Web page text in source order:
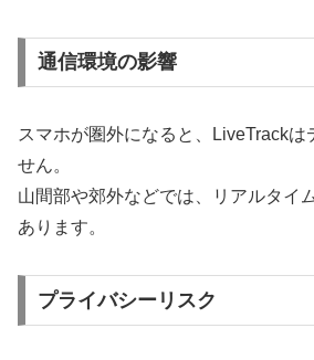
通信環境の影響
スマホが圏外になると、LiveTrackは
せん。
山間部や郊外などでは、リアルタイ
あります。
プライバシーリスク